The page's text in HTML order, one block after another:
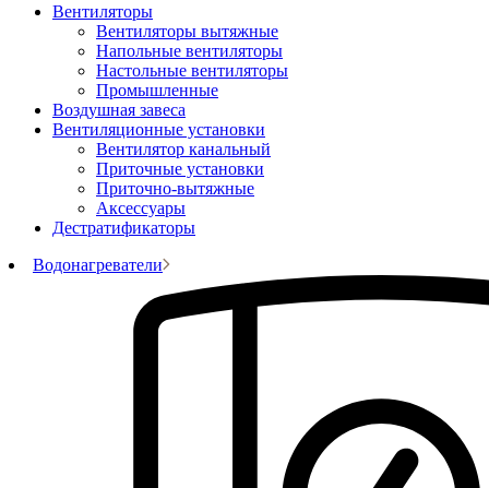
Вентиляторы
Вентиляторы вытяжные
Напольные вентиляторы
Настольные вентиляторы
Промышленные
Воздушная завеса
Вентиляционные установки
Вентилятор канальный
Приточные установки
Приточно-вытяжные
Аксессуары
Дестратификаторы
Водонагреватели